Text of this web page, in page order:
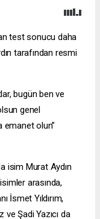
test sonucu daha
tarafından resmi
bugün ben ve
genel
emanet olun”
isim Murat Aydın
arasında,
İsmet Yıldırım,
ve Şadi Yazıcı da